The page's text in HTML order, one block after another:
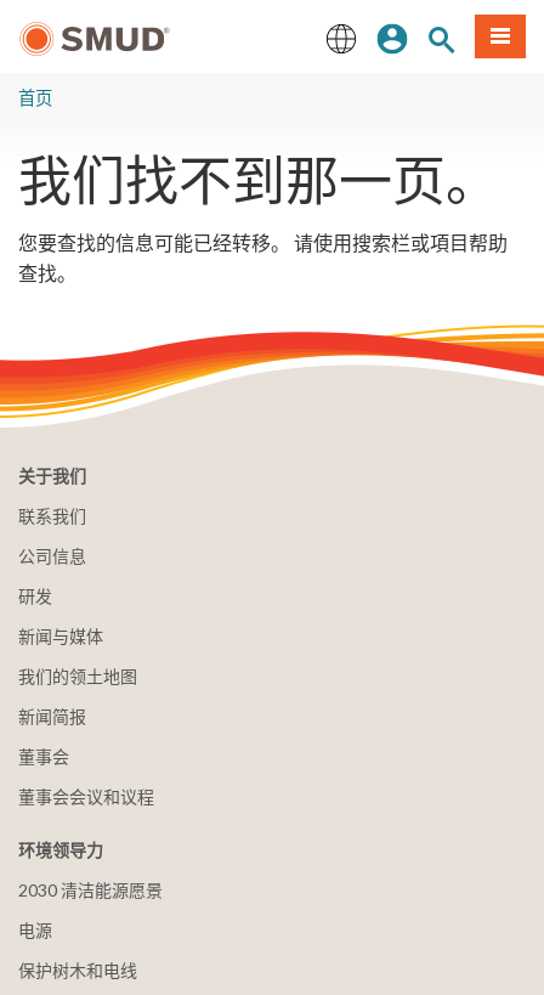
登录网站搜索
項目
首页
我们找不到那一页。
您要查找的信息可能已经转移。 请使用搜索栏或項目帮助
查找。
关于我们
联系我们
公司信息
研发
新闻与媒体
我们的领土地图
新闻简报
董事会
董事会会议和议程
环境领导力
2030 清洁能源愿景
电源
保护树木和电线